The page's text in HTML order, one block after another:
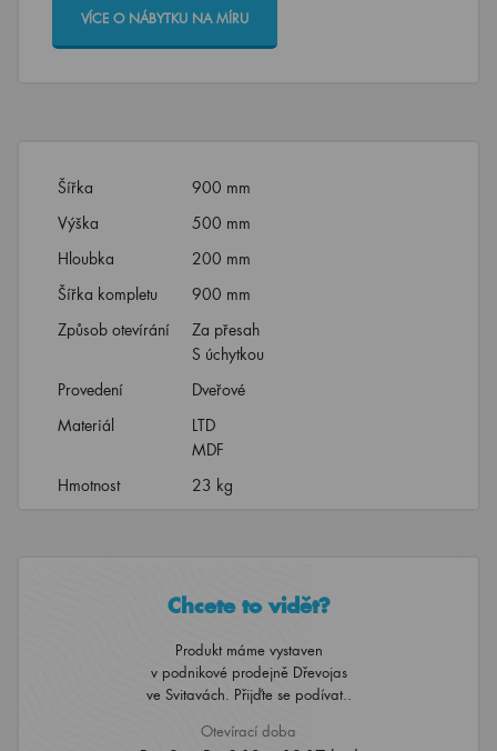
VÍCE O NÁBYTKU NA MÍRU
Šířka
900 mm
Výška
500 mm
Hloubka
200 mm
Šířka kompletu
900 mm
Způsob otevírání
Za přesah
S úchytkou
Provedení
Dveřové
Materiál
LTD
MDF
Hmotnost
23 kg
Chcete to vidět?
Produkt máme vystaven
v podnikové prodejně Dřevojas
ve Svitavách. Přijďte se podívat..
Otevírací doba